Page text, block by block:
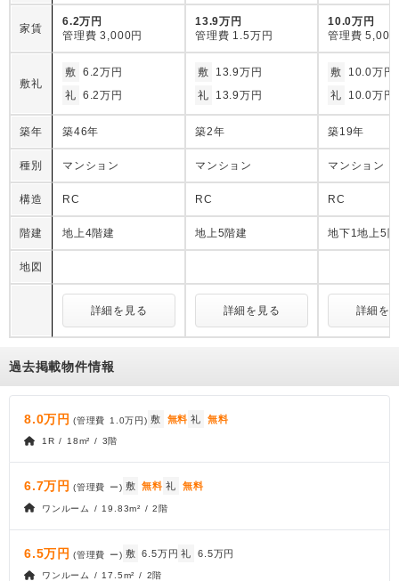
家賃
6.2万円
管理費 3,000円
13.9万円
管理費 1.5万円
10.0万円
管理費 5,000
敷礼
敷 6.2万円
礼 6.2万円
敷
13.9万円
礼
13.9万円
敷
10.0万円
礼
10.0万円
築年 築46年 築2年 築19年
種別 マンション マンション マンション
構造 RC RC RC
階建 地上4階建 地上5階建 地下1地上5
地図
詳細を見る 詳細を見る 詳細を
過去掲載物件情報
8.0万円 (管理費 1.0万円) 敷 無料 礼 無料
1R / 18m² / 3階
6.7万円 (管理費 ー) 敷 無料 礼 無料
ワンルーム / 19.83m² / 2階
6.5万円 (管理費 ー) 敷 6.5万円 礼 6.5万円
ワンルーム / 17.5m² / 2階